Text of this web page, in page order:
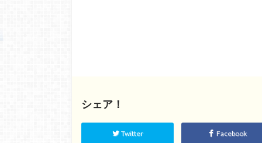
シェア！
Twitter Facebook